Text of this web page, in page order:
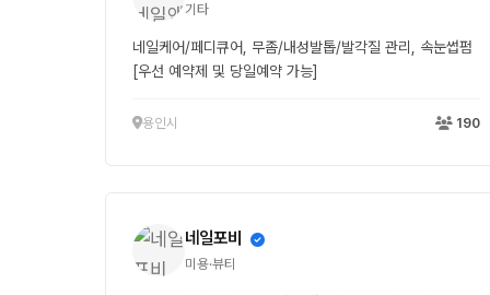
기타
네일케어/페디큐어, 무좀/내성발톱/발각질 관리, 속눈썹펌
[우선 예약제 및 당일예약 가능]
용인시 190
네일포비
미용·뷰티